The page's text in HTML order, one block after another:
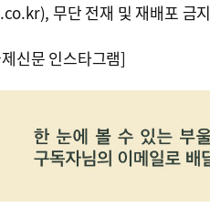
무단 전재 및 재배포 금지
신문 인스타그램]